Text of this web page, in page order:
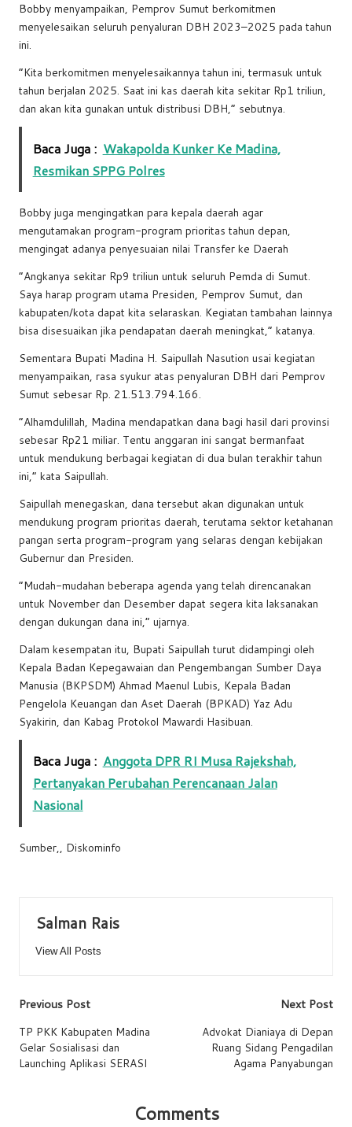
Bobby menyampaikan, Pemprov Sumut berkomitmen
menyelesaikan seluruh penyaluran DBH 2023–2025 pada tahun
ini.
“Kita berkomitmen menyelesaikannya tahun ini, termasuk untuk
tahun berjalan 2025. Saat ini kas daerah kita sekitar Rp1 triliun,
dan akan kita gunakan untuk distribusi DBH,” sebutnya.
Baca Juga : Wakapolda Kunker Ke Madina,
Resmikan SPPG Polres
Bobby juga mengingatkan para kepala daerah agar
mengutamakan program-program prioritas tahun depan,
mengingat adanya penyesuaian nilai Transfer ke Daerah
“Angkanya sekitar Rp9 triliun untuk seluruh Pemda di Sumut.
Saya harap program utama Presiden, Pemprov Sumut, dan
kabupaten/kota dapat kita selaraskan. Kegiatan tambahan lainnya
bisa disesuaikan jika pendapatan daerah meningkat,” katanya.
Sementara Bupati Madina H. Saipullah Nasution usai kegiatan
menyampaikan, rasa syukur atas penyaluran DBH dari Pemprov
Sumut sebesar Rp. 21.513.794.166.
“Alhamdulillah, Madina mendapatkan dana bagi hasil dari provinsi
sebesar Rp21 miliar. Tentu anggaran ini sangat bermanfaat
untuk mendukung berbagai kegiatan di dua bulan terakhir tahun
ini,” kata Saipullah.
Saipullah menegaskan, dana tersebut akan digunakan untuk
mendukung program prioritas daerah, terutama sektor ketahanan
pangan serta program-program yang selaras dengan kebijakan
Gubernur dan Presiden.
“Mudah-mudahan beberapa agenda yang telah direncanakan
untuk November dan Desember dapat segera kita laksanakan
dengan dukungan dana ini,” ujarnya.
Dalam kesempatan itu, Bupati Saipullah turut didampingi oleh
Kepala Badan Kepegawaian dan Pengembangan Sumber Daya
Manusia (BKPSDM) Ahmad Maenul Lubis, Kepala Badan
Pengelola Keuangan dan Aset Daerah (BPKAD) Yaz Adu
Syakirin, dan Kabag Protokol Mawardi Hasibuan.
Baca Juga : Anggota DPR RI Musa Rajekshah,
Pertanyakan Perubahan Perencanaan Jalan
Nasional
Sumber,, Diskominfo
Salman Rais
View All Posts
Post
navigation
Previous Post
TP PKK Kabupaten Madina
Gelar Sosialisasi dan
Launching Aplikasi SERASI
Next Post
Advokat Dianiaya di Depan
Ruang Sidang Pengadilan
Agama Panyabungan
Comments